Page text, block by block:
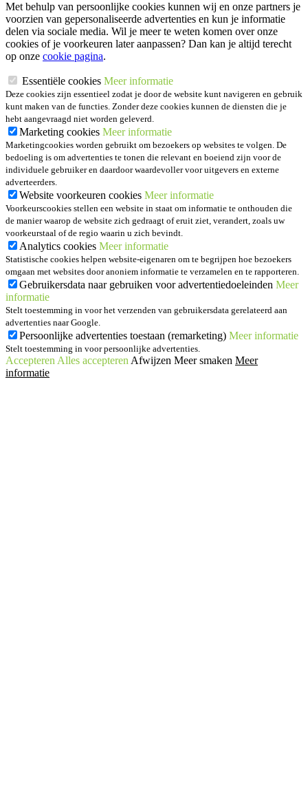
Met behulp van persoonlijke cookies kunnen wij en onze partners je
voorzien van gepersonaliseerde advertenties en kun je informatie
delen via sociale media. Wil je meer te weten komen over onze
cookies of je voorkeuren later aanpassen? Dan kan je altijd terecht
op onze cookie pagina.
Essentiële cookies Meer informatie
Deze cookies zijn essentieel zodat je door de website kunt navigeren en gebruik
kunt maken van de functies. Zonder deze cookies kunnen de diensten die je
hebt aangevraagd niet worden geleverd.
Marketing cookies Meer informatie
Marketingcookies worden gebruikt om bezoekers op websites te volgen. De
bedoeling is om advertenties te tonen die relevant en boeiend zijn voor de
individuele gebruiker en daardoor waardevoller voor uitgevers en externe
adverteerders.
Website voorkeuren cookies Meer informatie
Voorkeurscookies stellen een website in staat om informatie te onthouden die
de manier waarop de website zich gedraagt of eruit ziet, verandert, zoals uw
voorkeurstaal of de regio waarin u zich bevindt.
Analytics cookies Meer informatie
Statistische cookies helpen website-eigenaren om te begrijpen hoe bezoekers
omgaan met websites door anoniem informatie te verzamelen en te rapporteren.
Gebruikersdata naar gebruiken voor advertentiedoeleinden Meer
informatie
Stelt toestemming in voor het verzenden van gebruikersdata gerelateerd aan
advertenties naar Google.
Persoonlijke advertenties toestaan (remarketing) Meer informatie
Stelt toestemming in voor persoonlijke advertenties.
Accepteren Alles accepteren Afwijzen Meer smaken Meer
informatie